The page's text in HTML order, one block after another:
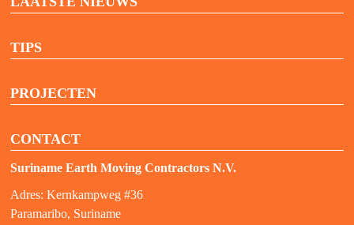
TIPS
PROJECTEN
CONTACT
Suriname Earth Moving Contractors N.V.
Adres: Kernkampweg #36
Paramaribo, Suriname